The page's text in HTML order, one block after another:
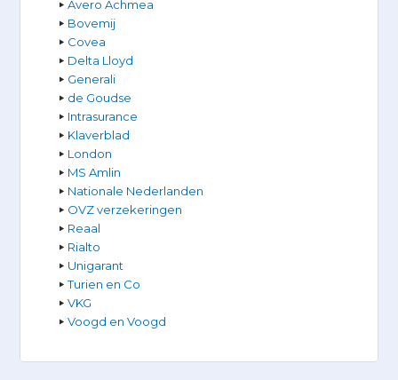
Avero Achmea
Bovemij
Covea
Delta Lloyd
Generali
de Goudse
Intrasurance
Klaverblad
London
MS Amlin
Nationale Nederlanden
OVZ verzekeringen
Reaal
Rialto
Unigarant
Turien en Co
VKG
Voogd en Voogd